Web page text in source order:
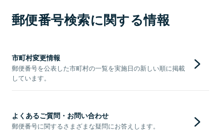
郵便番号検索に関する情報
市町村変更情報
郵便番号を公表した市町村の一覧を実施日の新しい順に掲載
しています。
よくあるご質問・お問い合わせ
郵便番号に関するさまざまな疑問にお答えします。